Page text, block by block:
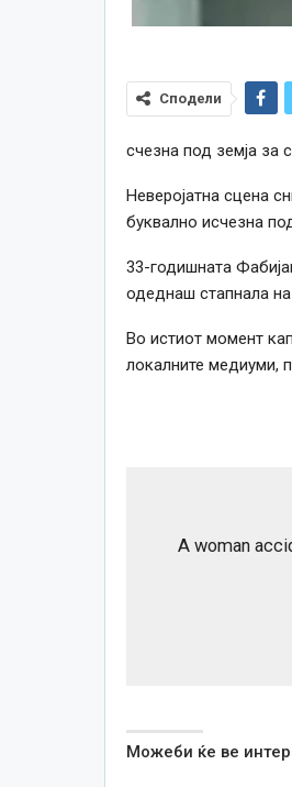
Сподели
счезна под земја за
Неверојатна сцена
буквално исчезна
33-годишната
одеднаш стапнала на
Во истиот момент
локалните медиуми,
A woman
Можеби ќе ве